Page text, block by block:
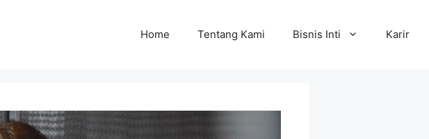
Home Tentang Kami Bisnis Inti Karir